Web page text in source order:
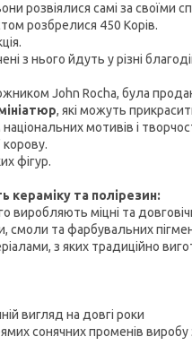
розвіялися самі за своїми
розбрелися 450 Корів.
з нього йдуть у різні
John Rocha, була
, які можуть
національних мотивів і
корову.
фігур.
та полірезин:
виробляють міцні та
смоли та фарбувальних
з яких традиційно
вигляд на довгі роки
сонячних променів виробу